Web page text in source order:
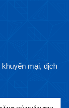
khuyến mại, dịch